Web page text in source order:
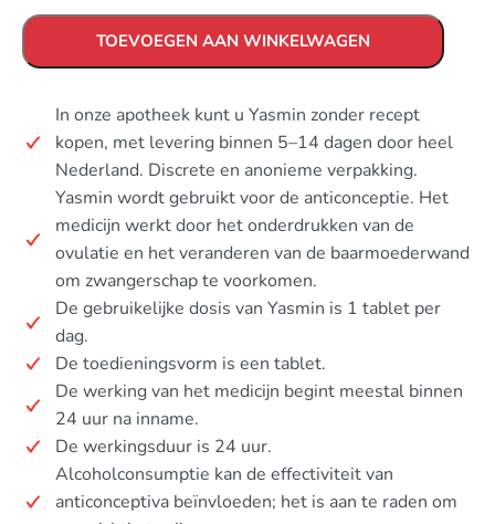
TOEVOEGEN AAN WINKELWAGEN
In onze apotheek kunt u Yasmin zonder recept
kopen, met levering binnen 5–14 dagen door heel
Nederland. Discrete en anonieme verpakking.
Yasmin wordt gebruikt voor de anticonceptie. Het
medicijn werkt door het onderdrukken van de
ovulatie en het veranderen van de baarmoederwand
om zwangerschap te voorkomen.
De gebruikelijke dosis van Yasmin is 1 tablet per
dag.
De toedieningsvorm is een tablet.
De werking van het medicijn begint meestal binnen
24 uur na inname.
De werkingsduur is 24 uur.
Alcoholconsumptie kan de effectiviteit van
anticonceptiva beïnvloeden; het is aan te raden om